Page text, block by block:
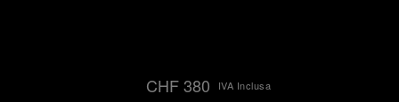
CHF 380 IVA Inclusa